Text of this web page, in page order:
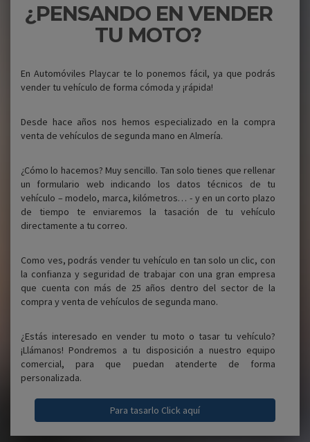
¿PENSANDO EN VENDER
TU MOTO?
En Automóviles Playcar te lo ponemos fácil, ya que podrás
vender tu vehículo de forma cómoda y ¡rápida!
Desde hace años nos hemos especializado en la compra
venta de vehículos de segunda mano en Almería.
¿Cómo lo hacemos? Muy sencillo. Tan solo tienes que rellenar
un formulario web indicando los datos técnicos de tu
vehículo – modelo, marca, kilómetros… - y en un corto plazo
de tiempo te enviaremos la tasación de tu vehículo
directamente a tu correo.
Como ves, podrás vender tu vehículo en tan solo un clic, con
la confianza y seguridad de trabajar con una gran empresa
que cuenta con más de 25 años dentro del sector de la
compra y venta de vehículos de segunda mano.
¿Estás interesado en vender tu moto o tasar tu vehículo?
¡Llámanos! Pondremos a tu disposición a nuestro equipo
comercial, para que puedan atenderte de forma
personalizada.
Para tasarlo Click aquí